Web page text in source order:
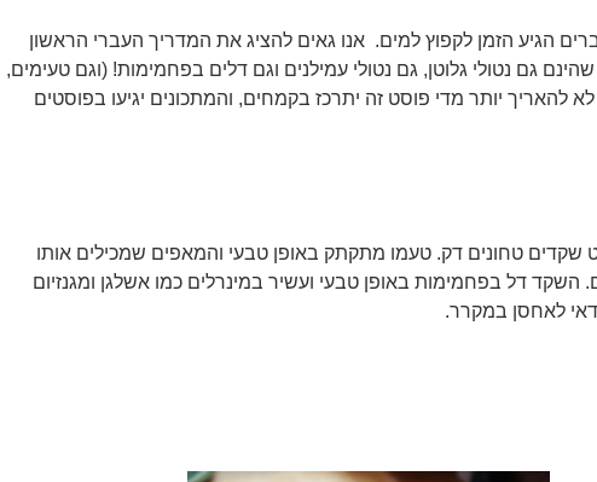
הגיע הזמן לקפוץ למים. אנו גאים להציג את המדריך העברי הראשון
גם נטולי גלוטן, גם נטולי עמילנים וגם דלים בפחמימות! (וגם טעימים,
לא להאריך יותר מדי פוסט זה יתרכז בקמחים, והמתכונים יגיעו בפוסטים
טחונים דק. טעמו מתקתק באופן טבעי והמאפים שמכילים אותו
השקד דל בפחמימות באופן טבעי ועשיר במינרלים כמו אשלגן ומגנזיום
לאחסן במקרר.